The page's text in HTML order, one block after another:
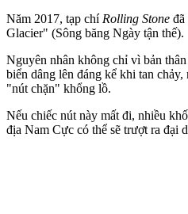
Năm 2017, tạp chí Rolling Stone
Glacier" (Sông băng Ngày tận thế).
Nguyên nhân không chỉ vì bản
biển dâng lên đáng kể khi tan
"nút chặn" khổng lồ.
Nếu chiếc nút này mất đi, nhiều
địa Nam Cực có thể sẽ trượt ra đại